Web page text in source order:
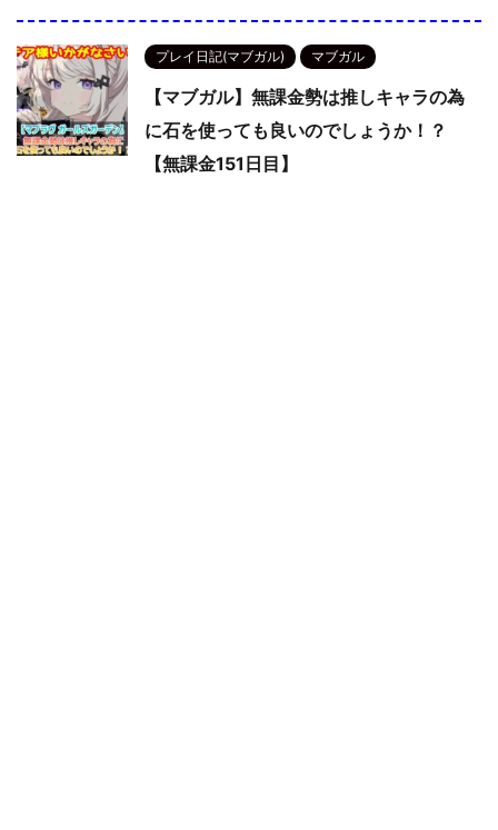
プレイ日記(マブガル) マブガル
【マブガル】無課金勢は推しキャラの為
に石を使っても良いのでしょうか！？
【無課金151日目】